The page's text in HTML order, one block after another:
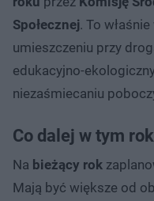
Społecznej. To
umieszczeniu przy
edukacyjno-
niezaśmiecaniu
Co dalej w tym
Na bieżący rok
Mają być większe od